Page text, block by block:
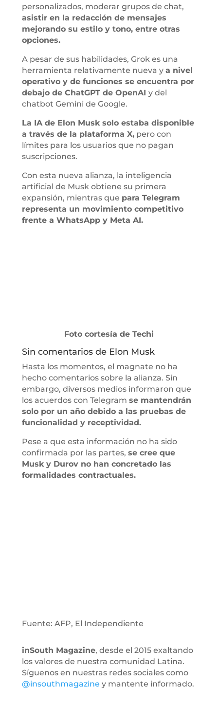
personalizados, moderar grupos de chat,
asistir en la redacción de mensajes
mejorando su estilo y tono, entre otras
opciones.
A pesar de sus habilidades, Grok es una
herramienta relativamente nueva y a nivel
operativo y de funciones se encuentra por
debajo de ChatGPT de OpenAI y del
chatbot Gemini de Google.
La IA de Elon Musk solo estaba disponible
a través de la plataforma X,pero con
límites para los usuarios que no pagan
suscripciones.
Con esta nueva alianza, la inteligencia
artificial de Musk obtiene su primera
expansión, mientras que para Telegram
representa un movimiento competitivo
frente a WhatsApp y Meta AI.
Foto cortesía de Techi
Sin comentarios de Elon Musk
Hasta los momentos, el magnate no ha
hecho comentarios sobre la alianza. Sin
embargo, diversos medios informaron que
los acuerdos con Telegram se mantendrán
solo por un año debido a las pruebas de
funcionalidad y receptividad.
Pese a que esta información no ha sido
confirmada por las partes, se cree que
Musk y Durov no han concretado las
formalidades contractuales.
Fuente: AFP, El Independiente
inSouth Magazine, desde el 2015 exaltando
los valores de nuestra comunidad Latina.
Síguenos en nuestras redes sociales como
@insouthmagazine y mantente informado.